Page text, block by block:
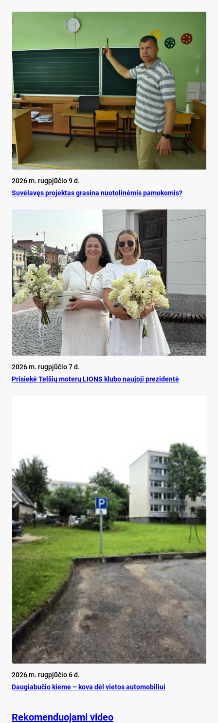
2026 m. rugpjūčio 9 d.
Su­vė­la­vęs pro­jek­tas gra­si­na nuo­to­li­nė­mis pa­mo­ko­mis?
2026 m. rugpjūčio 7 d.
Pri­siekė Tel­šių mo­terų LIONS klu­bo nau­jo­ji pre­zi­dentė
2026 m. rugpjūčio 6 d.
Dau­gia­bu­čio kie­me – ko­va dėl vie­tos au­to­mo­bi­liui
Rekomenduojami video